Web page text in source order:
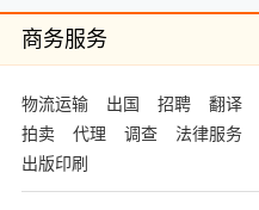
商务服务
物流运输 出国 招聘 翻译
拍卖
代理 调查 法律服务
出版印刷